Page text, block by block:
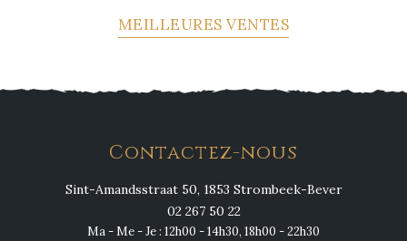
MEILLEURES VENTES
Contactez-nous
Sint-Amandsstraat 50, 1853 Strombeek-Bever
02 267 50 22
Ma - Me - Je : 12h00 - 14h30, 18h00 - 22h30